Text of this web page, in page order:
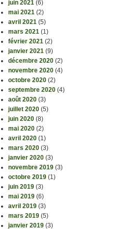
juin 2021 (6)
mai 2021 (2)
avril 2021 (5)
mars 2021 (1)
février 2021 (2)
janvier 2021 (9)
décembre 2020 (2)
novembre 2020 (4)
octobre 2020 (2)
septembre 2020 (4)
août 2020 (3)
juillet 2020 (5)
juin 2020 (8)
mai 2020 (2)
avril 2020 (1)
mars 2020 (3)
janvier 2020 (3)
novembre 2019 (3)
octobre 2019 (1)
juin 2019 (3)
mai 2019 (6)
avril 2019 (3)
mars 2019 (5)
janvier 2019 (3)